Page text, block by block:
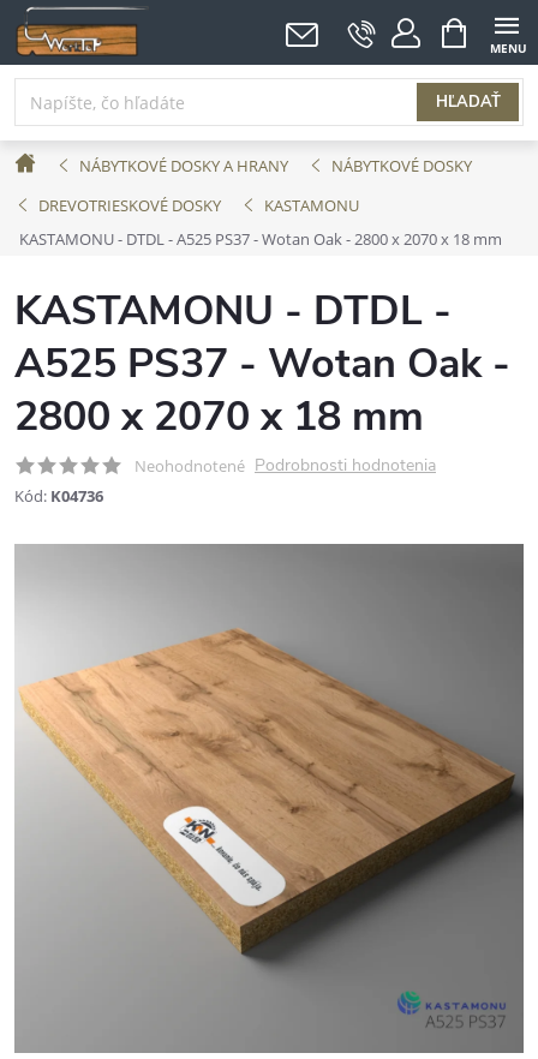
Prejsť
na
obsah
HĽADAŤ
NÁKUPNÝ
KOŠÍK
DomovNÁBYTKOVÉ DOSKY A HRANY
NÁBYTKOVÉ DOSKY
DREVOTRIESKOVÉ DOSKY
KASTAMONU
KASTAMONU - DTDL - A525 PS37 - Wotan Oak - 2800 x 2070 x 18 mm
KASTAMONU - DTDL -
A525 PS37 - Wotan Oak -
2800 x 2070 x 18 mm
Neohodnotené Podrobnosti hodnotenia
Kód: K04736